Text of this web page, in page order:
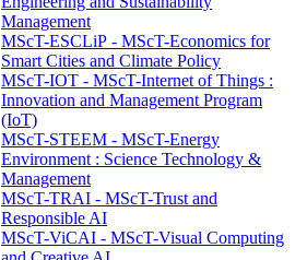
Management
MScT-ESCLiP - MScT-Economics for
Smart Cities and Climate Policy
MScT-IOT - MScT-Internet of Things :
Innovation and Management Program
(IoT)
MScT-STEEM - MScT-Energy
Environment : Science Technology &
Management
MScT-TRAI - MScT-Trust and
Responsible AI
MScT-ViCAI - MScT-Visual Computing